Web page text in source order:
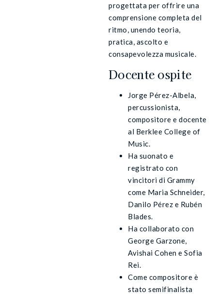
progettata per offrire una
comprensione completa del
ritmo, unendo teoria,
pratica, ascolto e
consapevolezza musicale.
Docente ospite
Jorge Pérez-Albela,
percussionista,
compositore e docente
al Berklee College of
Music.
Ha suonato e
registrato con
vincitori di Grammy
come Maria Schneider,
Danilo Pérez e Rubén
Blades.
Ha collaborato con
George Garzone,
Avishai Cohen e Sofia
Rei.
Come compositore è
stato semifinalista